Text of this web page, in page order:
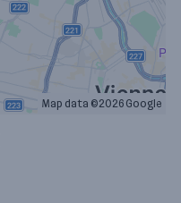
Map data ©2026 Google